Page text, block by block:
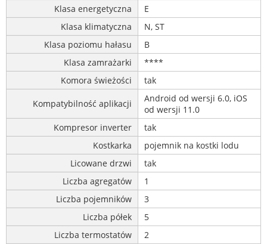
Klasa energetyczna
E
Klasa klimatyczna
N, ST
Klasa poziomu hałasu
B
Klasa zamrażarki
****
Komora świeżości
tak
Kompatybilność aplikacji
Android od wersji 6.0, iOS
od wersji 11.0
Kompresor inverter
tak
Kostkarka
pojemnik na kostki lodu
Licowane drzwi
tak
Liczba agregatów
1
Liczba pojemników
3
Liczba półek
5
Liczba termostatów
2